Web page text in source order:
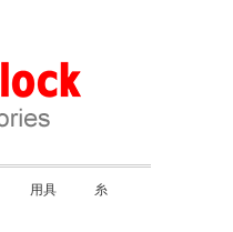
用具 糸